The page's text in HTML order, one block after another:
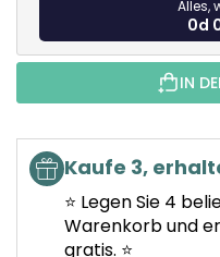
Alles,
0d
IN
Kaufe 3,
⭐ Legen Sie 4
Warenkorb und
gratis. ⭐